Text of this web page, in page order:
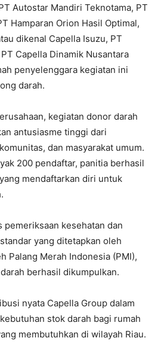
Autostar Mandiri Teknotama, PT
Hamparan Orion Hasil Optimal,
dikenal Capella Isuzu, PT
Capella Dinamik Nusantara
penyelenggara kegiatan ini
darah.
kegiatan donor darah
antusiasme tinggi dari
dan masyarakat umum.
200 pendaftar, panitia berhasil
mendaftarkan diri untuk
pemeriksaan kesehatan dan
yang ditetapkan oleh
Palang Merah Indonesia (PMI),
berhasil dikumpulkan.
nyata Capella Group dalam
stok darah bagi rumah
membutuhkan di wilayah Riau.